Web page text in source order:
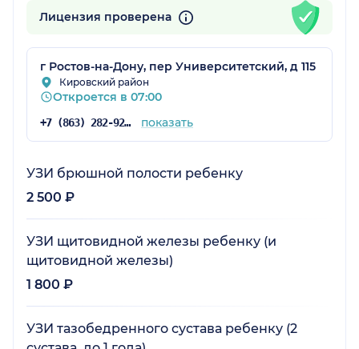
Лицензия проверена
г Ростов-на-Дону, пер Университетский, д 115
Кировский район
Откроется в 07:00
+7 (863) 282-92-97 показать
УЗИ брюшной полости ребенку
2 500 ₽
УЗИ щитовидной железы ребенку (и
щитовидной железы)
1 800 ₽
УЗИ тазобедренного сустава ребенку (2